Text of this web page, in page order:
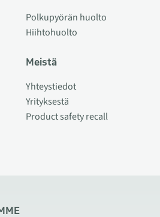
Polkupyörän huolto
Hiihtohuolto
Meistä
Yhteystiedot
Yrityksestä
Product safety recall